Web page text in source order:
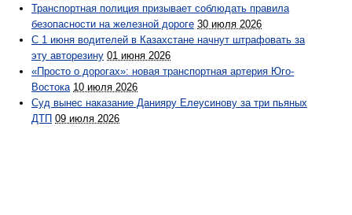
Транспортная полиция призывает соблюдать правила
безопасности на железной дороге 30 июля 2026
С 1 июня водителей в Казахстане начнут штрафовать за
эту авторезину 01 июня 2026
«Просто о дорогах»: новая транспортная артерия Юго-
Востока 10 июля 2026
Суд вынес наказание Данияру Елеусинову за три пьяных
ДТП 09 июля 2026